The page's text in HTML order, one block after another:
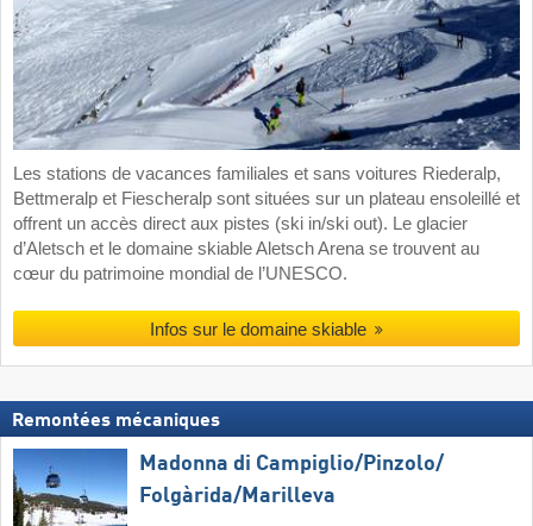
Les stations de vacances familiales et sans voitures Riederalp,
Bettmeralp et Fiescheralp sont situées sur un plateau ensoleillé et
offrent un accès direct aux pistes (ski in/ski out). Le glacier
d’Aletsch et le domaine skiable Aletsch Arena se trouvent au
cœur du patrimoine mondial de l’UNESCO.
Infos sur le domaine skiable
Remontées mécaniques
Madonna di Campiglio/​Pinzolo/​
Folgàrida/​Marilleva